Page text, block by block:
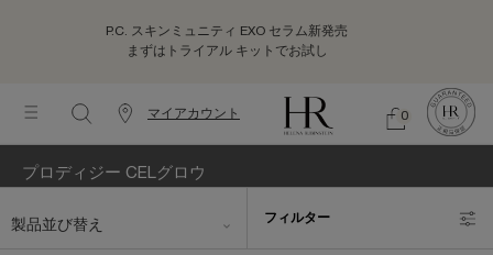
P.C. スキンミュニティ EXO セラム新発売
まずはトライアル キットでお試し
カ
ウ
ン
タ
マイアカウント
シ
ョ
0
0 カート内の製品
プロディジー CELグロウ
製品並び替え
フィルター
フィルターメニュー